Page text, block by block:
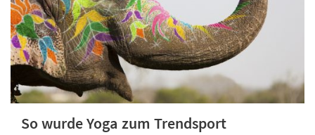
So wurde Yoga zum Trendsport